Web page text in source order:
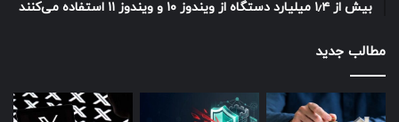
می‌کند: «رایانه‌ها کالایی ضروری و ابزار روزمره زندگی مدرن
باید برای دستیابی به عملکرد مورد نیاز خود هزینه بیشتری
بپردازند، یا به دستگاه‌هایی با کارایی کمتر رضایت دهند؛ گزینه‌ای
بیش از ۱٫۴ میلیارد دستگاه از ویندوز ۱۰ و ویندوز ۱۱ استفاده می‌کنند
مطالب جدید